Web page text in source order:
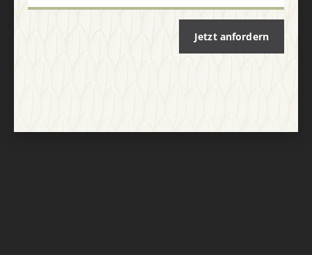
Jetzt anfordern